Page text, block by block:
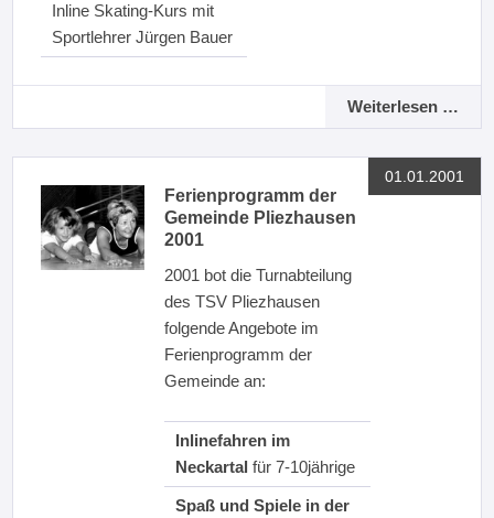
Inline Skating-Kurs mit
Sportlehrer Jürgen Bauer
Weiterlesen …
01.01.2001
Ferienprogramm der
Gemeinde Pliezhausen
2001
2001 bot die Turnabteilung
des TSV Pliezhausen
folgende Angebote im
Ferienprogramm der
Gemeinde an:
Inlinefahren im
Neckartal für 7-10jährige
Spaß und Spiele in der